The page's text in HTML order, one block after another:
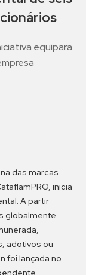
equipara
das marcas
inicia
A partir
globalmente
adotivos ou
foi lançada no